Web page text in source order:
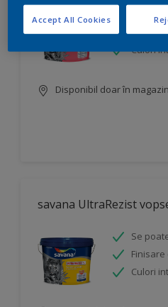
Se
Culori
Disponibil doar în magazin
savana UltraRezist
Se
Culori
Accept All Cookies